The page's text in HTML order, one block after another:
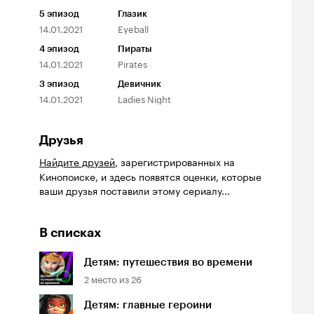
Кинопоиска
5 эпизод
14.01.2021
Глазик
Eyeball
4 эпизод
14.01.2021
Пираты
Pirates
3 эпизод
14.01.2021
Девичник
Ladies Night
Друзья
Найдите друзей, зарегистрированных на
Кинопоиске, и здесь появятся оценки, которые
ваши друзья поставили этому сериалу...
В списках
Детям: путешествия во времени
2 место из26
Детям: главные героини